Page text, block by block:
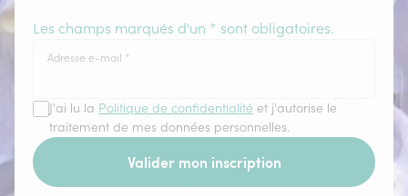
Les champs marqués d'un * sont obligatoires.
Adresse e-mail *
J'ai lu la Politique de confidentialité et j'autorise le
traitement de mes données personnelles.
Valider mon inscription